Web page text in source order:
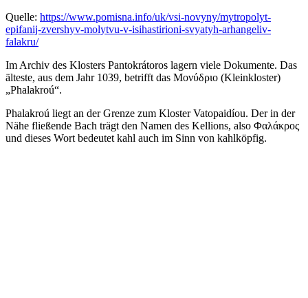
Quelle: https://www.pomisna.info/uk/vsi-novyny/mytropolyt-
epifanij-zvershyv-molytvu-v-isihastirioni-svyatyh-arhangeliv-
falakru/
Im Archiv des Klosters Pantokrátoros lagern viele Dokumente. Das
älteste, aus dem Jahr 1039, betrifft das Μονύδριο (Kleinkloster)
„Phalakroú“.
Phalakroú liegt an der Grenze zum Kloster Vatopaidíou. Der in der
Nähe fließende Bach trägt den Namen des Kellions, also Φαλάκρος
und dieses Wort bedeutet kahl auch im Sinn von kahlköpfig.